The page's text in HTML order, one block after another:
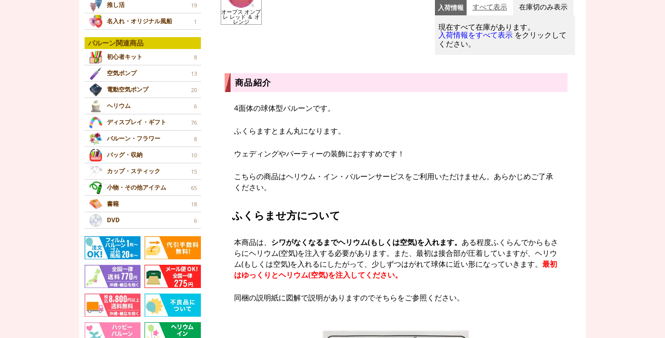
推し活 19
名入れ・オリジナル風船 1
バルーン関連商品
初心者キット 8
空気ポンプ 13
電動空気ポンプ 20
ヘリウム 6
ディスプレイ・ギフト 76
バルーン・フラワー 8
バッグ・収納 10
カップ・スティック 15
小物・その他アイテム 65
書籍 18
DVD 6
オーブス オンブ
レ レッド ＆ オ
レンジ
入荷情報 すべて表示 在庫切のみ表示
現在すべて在庫があります。
入荷情報をすべて表示 をクリックして
ください。
商品紹介
4面体の球体型バルーンです。
ふくらますとまん丸になります。
ウェディングやパーティーの装飾におすすめです！
こちらの商品はヘリウム・イン・バルーンサービスをご利用いただけません。あらかじめご了承
ください。
ふくらませ方について
本商品は、 シワがなくなるまでヘリウム(もしくは空気)を入れます。 ある程度ふくらんでからもさ
らにヘリウム(空気)を注入する必要があります。また、最初は接合部が圧着していますが、ヘリウ
ム(もしくは空気)を入れるにしたがって、少しずつはがれて球体に近い形になっていきます。 最初
はゆっくりとヘリウム(空気)を注入してください。
同梱の説明紙に図解で説明がありますのでそちらをご参照ください。